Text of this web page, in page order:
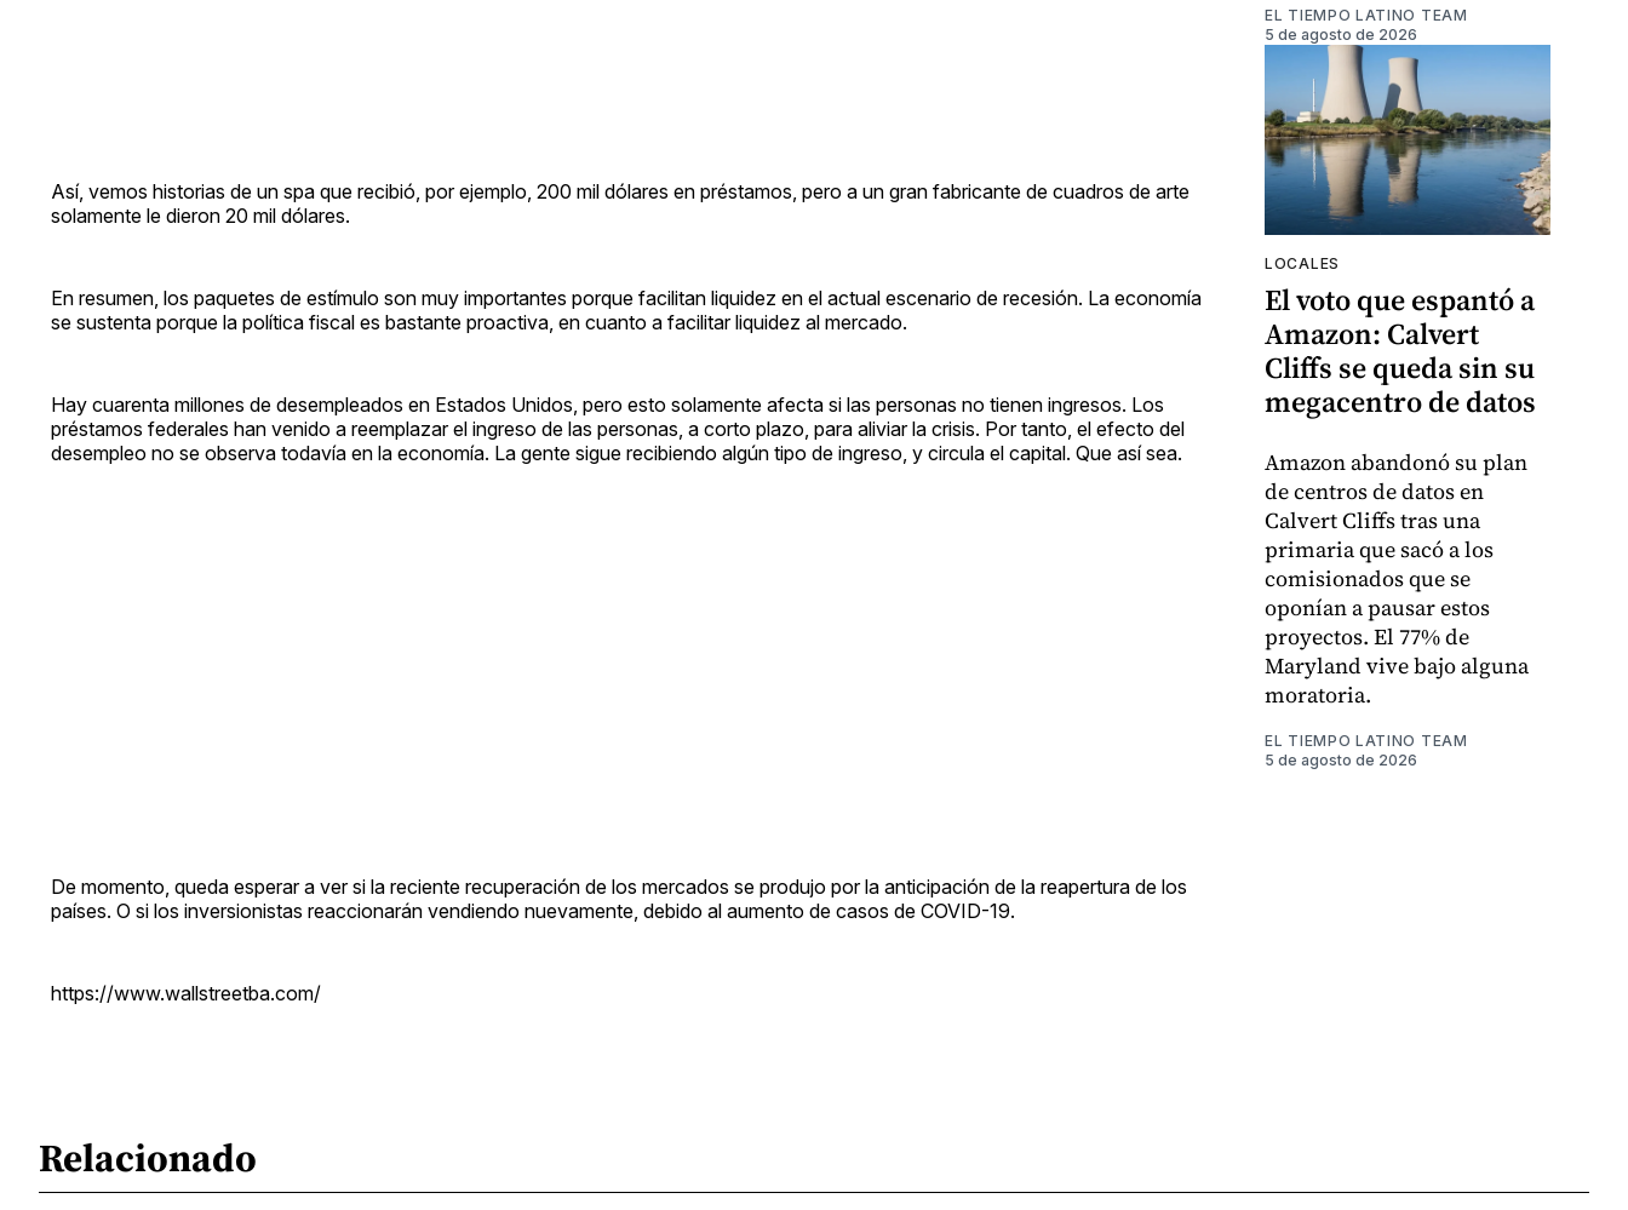
Así, vemos historias de un spa que recibió, por ejemplo, 200 mil dólares en préstamos, pero a un gran fabricante de cuadros de arte
solamente le dieron 20 mil dólares.
En resumen, los paquetes de estímulo son muy importantes porque facilitan liquidez en el actual escenario de recesión. La economía
se sustenta porque la política fiscal es bastante proactiva, en cuanto a facilitar liquidez al mercado.
Hay cuarenta millones de desempleados en Estados Unidos, pero esto solamente afecta si las personas no tienen ingresos. Los
préstamos federales han venido a reemplazar el ingreso de las personas, a corto plazo, para aliviar la crisis. Por tanto, el efecto del
desempleo no se observa todavía en la economía. La gente sigue recibiendo algún tipo de ingreso, y circula el capital. Que así sea.
De momento, queda esperar a ver si la reciente recuperación de los mercados se produjo por la anticipación de la reapertura de los
países. O si los inversionistas reaccionarán vendiendo nuevamente, debido al aumento de casos de COVID-19.
https://www.wallstreetba.com/
EL TIEMPO LATINO TEAM
5 de agosto de 2026
LOCALES
El voto que espantó a
Amazon: Calvert
Cliffs se queda sin su
megacentro de datos
Amazon abandonó su plan
de centros de datos en
Calvert Cliffs tras una
primaria que sacó a los
comisionados que se
oponían a pausar estos
proyectos. El 77% de
Maryland vive bajo alguna
moratoria.
EL TIEMPO LATINO TEAM
5 de agosto de 2026
Relacionado